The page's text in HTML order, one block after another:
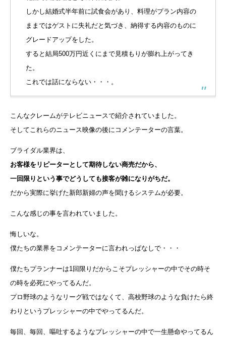
しかし結婚式半年前に試食会があり、料理がプラン内容の
ままではゲストに失礼だと気づき、納得する内容のものに
グレードアップをした。
すると結局500万円近くにまで見積もりが膨れ上がってき
た。
これでは話にならない・・・。
こんなクレームがテレビニュースで紹介されていました。
そしてこれらのニュース映像の後にコメンテーターの言葉。
ブライダル業界は、
お客様をリピーターとして期待しない商売だから、
一回限りという事でどうしても接客が雑になりがちだ。
だから実際に挙げた新郎新婦の声を聞けるシステムが必要。
こんな感じの事を言われていました。
悔しいな。
僕たちの業界をコメンテーターに言われっぱなしで・・・
僕たちプランナーは1回限りだからこそプレッシャーの中でその時そ
の時を必死にやってるんだ。
プロ野球のようなリーグ戦ではなくて、高校野球のような負けたら終
わりというプレッシャーの中でやってるんだ。
毎回、毎回、嘔吐するようなプレッシャーの中で一生懸命やってるん